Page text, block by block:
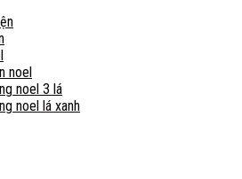
noel
noel 3 lá
noel lá xanh